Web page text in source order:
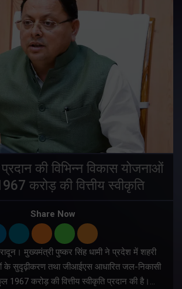
की विभिन्न विकास योजनाओं
करोड़ की वित्तीय स्वीकृति
Share Now
मुख्यमंत्री पुष्कर सिंह धामी ने प्रदेश में शहरी
के सुदृढ़ीकरण तथा जीआईएस आधारित जल-निकासी
1967 करोड़ की वित्तीय स्वीकृति प्रदान की है।…